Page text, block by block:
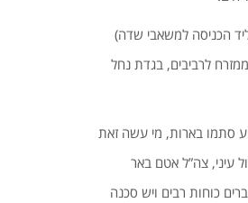
(ליד הכניסה למשאבי שדה)
בשטח האש שלא סקרתי; ממזרח לרביבים, בגדת נחל
סתמו בארות, מי עשה זאת
עיני, צה”ל אטם באר
כוחות רבים ויש סכנה